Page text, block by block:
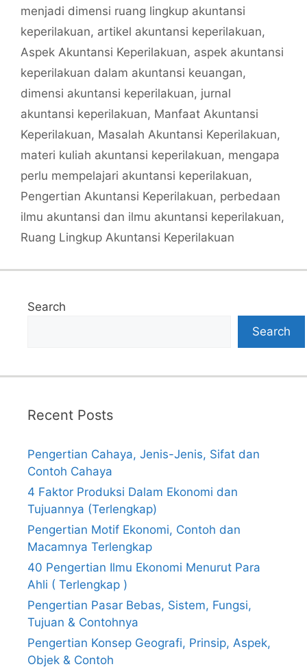
menjadi dimensi ruang lingkup akuntansi
keperilakuan, artikel akuntansi keperilakuan,
Aspek Akuntansi Keperilakuan, aspek akuntansi
keperilakuan dalam akuntansi keuangan,
dimensi akuntansi keperilakuan, jurnal
akuntansi keperilakuan, Manfaat Akuntansi
Keperilakuan, Masalah Akuntansi Keperilakuan,
materi kuliah akuntansi keperilakuan, mengapa
perlu mempelajari akuntansi keperilakuan,
Pengertian Akuntansi Keperilakuan, perbedaan
ilmu akuntansi dan ilmu akuntansi keperilakuan,
Ruang Lingkup Akuntansi Keperilakuan
Search
Search
Recent Posts
Pengertian Cahaya, Jenis-Jenis, Sifat dan
Contoh Cahaya
4 Faktor Produksi Dalam Ekonomi dan
Tujuannya (Terlengkap)
Pengertian Motif Ekonomi, Contoh dan
Macamnya Terlengkap
40 Pengertian Ilmu Ekonomi Menurut Para
Ahli ( Terlengkap )
Pengertian Pasar Bebas, Sistem, Fungsi,
Tujuan & Contohnya
Pengertian Konsep Geografi, Prinsip, Aspek,
Objek & Contoh